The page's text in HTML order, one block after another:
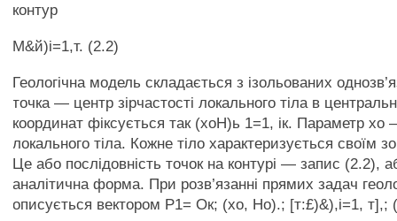
контур
М&й)і=1,т. (2.2)
Геологічна модель складається з ізольованих
точка — центр зірчастості локального тіла в
координат фіксується так (хоН)ь 1=1, ік. Параметр хо
локального тіла. Кожне тіло характеризується своїм
Це або послідовність точок на контурі — запис (2.2),
аналітична форма. При розв’язанні прямих задач
описується вектором Р1= Ок; (хо, Но).; [т:£)&),і=1, т],;